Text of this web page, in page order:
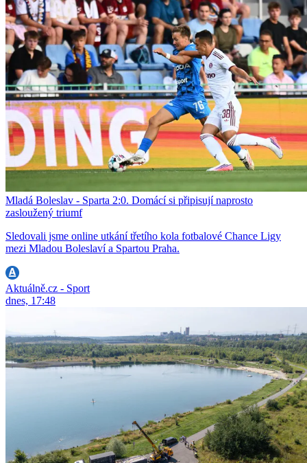
Mladá Boleslav - Sparta 2:0. Domácí si připisují naprosto
zasloužený triumf
Sledovali jsme online utkání třetího kola fotbalové Chance Ligy
mezi Mladou Boleslaví a Spartou Praha.
Aktuálně.cz - Sport
dnes, 17:48